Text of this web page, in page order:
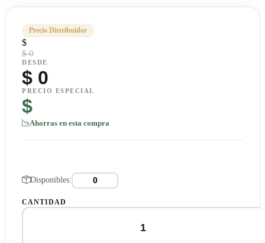
Precio Distribuidor
$
$ 0
DESDE
$ 0
PRECIO ESPECIAL
$
Ahorras en esta compra
Disponibles:
CANTIDAD